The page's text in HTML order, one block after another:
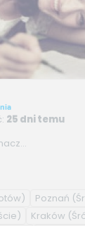
25 dni temu
Poznań
Kraków